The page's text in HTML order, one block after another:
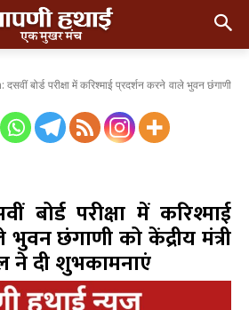
बोर्ड परीक्षा में करिश्माई प्रदर्शन करने वाले भुवन छंगाणी
बोर्ड परीक्षा में करिश्माई
भुवन छंगाणी को केंद्रीय मंत्री
ने दी शुभकामनाएं